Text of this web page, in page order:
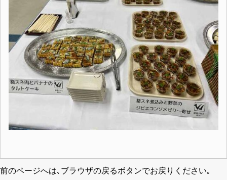
前のページへは､ブラウザの戻るボタンでお戻りください｡